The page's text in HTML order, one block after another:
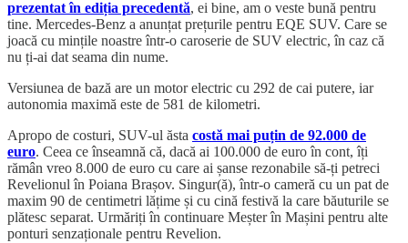
prezentat în ediția precedentă, ei bine, am o veste bună pentru
tine. Mercedes-Benz a anunțat prețurile pentru EQE SUV. Care se
joacă cu mințile noastre într-o caroserie de SUV electric, în caz că
nu ți-ai dat seama din nume.
Versiunea de bază are un motor electric cu 292 de cai putere, iar
autonomia maximă este de 581 de kilometri.
Apropo de costuri, SUV-ul ăsta costă mai puțin de 92.000 de
euro. Ceea ce înseamnă că, dacă ai 100.000 de euro în cont, îți
rămân vreo 8.000 de euro cu care ai șanse rezonabile să-ți petreci
Revelionul în Poiana Brașov. Singur(ă), într-o cameră cu un pat de
maxim 90 de centimetri lățime și cu cină festivă la care băuturile se
plătesc separat. Urmăriți în continuare Meșter în Mașini pentru alte
ponturi senzaționale pentru Revelion.